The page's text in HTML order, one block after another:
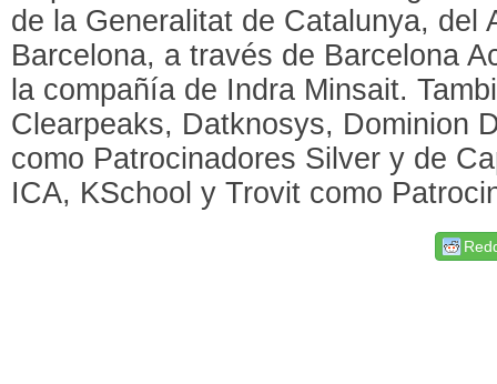
de la Generalitat de Catalunya, del
Barcelona, a través de Barcelona
la compañía de Indra Minsait.
Clearpeaks, Datknosys, Dominion
como Patrocinadores Silver y de
ICA, KSchool y Trovit como